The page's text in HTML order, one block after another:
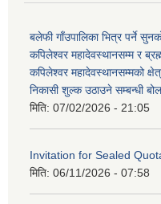
बलेफी गाँउपालिका भित्र पर्ने
कपिलेश्वर महादेवस्थानसम्म र
कपिलेश्वर महादेवस्थानसम्मको
निकासी शुल्क उठाउने सम्बन्धी
मिति: 07/02/2026 - 21:05
Invitation for Sealed
मिति: 06/11/2026 - 07:58